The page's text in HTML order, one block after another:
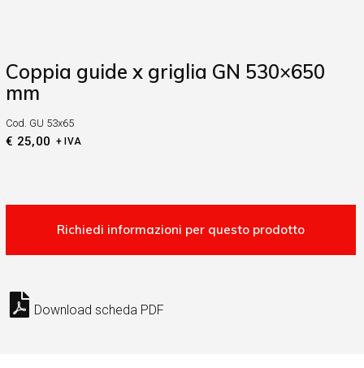
Coppia guide x griglia GN 530×650
mm
Cod. GU 53x65
€ 25,00 + IVA
Download scheda PDF